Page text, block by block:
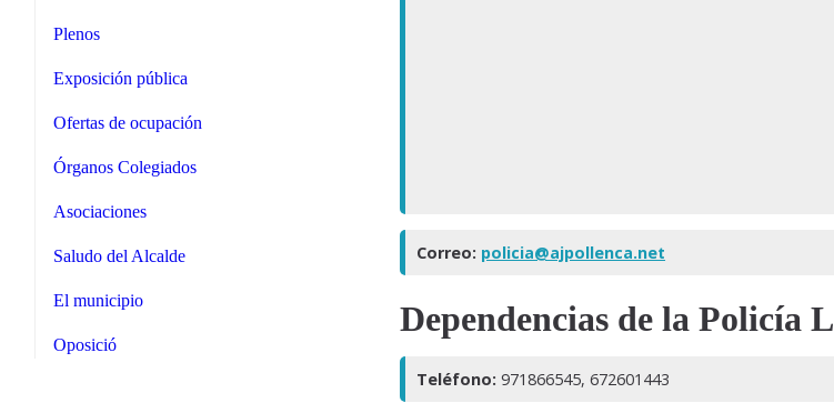
Plenos
Exposición pública
Ofertas de ocupación
Órganos Colegiados
Asociaciones
Saludo del Alcalde
El municipio
Oposició
Correo: policia@ajpollenca.net
Dependencias de la Policía
Teléfono: 971866545, 672601443